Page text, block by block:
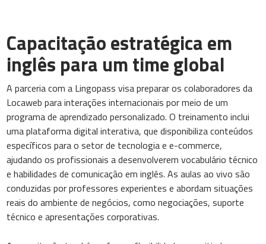
Capacitação estratégica em
inglês para um time global
A parceria com a Lingopass visa preparar os colaboradores da
Locaweb para interações internacionais por meio de um
programa de aprendizado personalizado. O treinamento inclui
uma plataforma digital interativa, que disponibiliza conteúdos
específicos para o setor de tecnologia e e-commerce,
ajudando os profissionais a desenvolverem vocabulário técnico
e habilidades de comunicação em inglês. As aulas ao vivo são
conduzidas por professores experientes e abordam situações
reais do ambiente de negócios, como negociações, suporte
técnico e apresentações corporativas.